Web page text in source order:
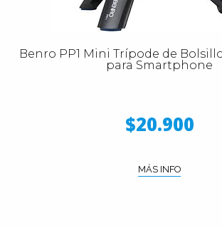
Benro PP1 Mini Trípode de
para Smartphone
$20.900
MÁS INFO